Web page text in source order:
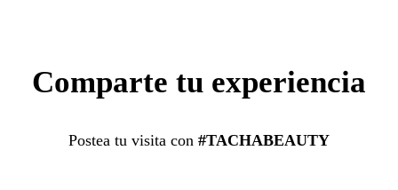
Comparte tu experiencia
Postea tu visita con #TACHABEAUTY